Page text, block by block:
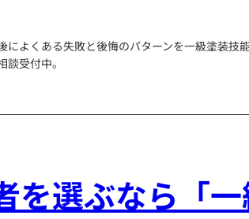
よくある失敗と後悔のパターンを一級塗装技
受付中。
を選ぶなら「